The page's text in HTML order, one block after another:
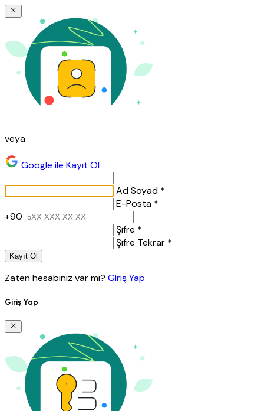
veya
Google ile Kayıt Ol
Ad Soyad *
E-Posta *
+90
Şifre *
Şifre Tekrar *
Kayıt Ol
Zaten hesabınız var mı? Giriş Yap
Giriş Yap